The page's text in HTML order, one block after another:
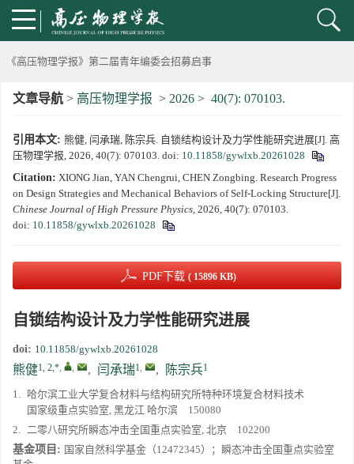
动载下材料物性机器学习与高通量研究专刊征稿启事
《高压物理学报》第二届青年编委会招募启事
《高压物理学报》2023年度优秀审稿人和优秀论文评选结果
第十四届全国爆炸力学学术会议 第二轮通知
第二十一届中国高压科学学术会议第一轮通知
通知
《高压物理学报》第三届青年编委会招募启事
文章导航 > 高压物理学报 > 2026 > 40(7): 070103.
引用本文: 熊健, 闫承瑞, 陈宗兵. 自锁结构设计及力学性能研究进展[J]. 高
压物理学报, 2026, 40(7): 070103. doi: 10.11858/gywlxb.20261028
Citation: XIONG Jian, YAN Chengrui, CHEN Zongbing. Research Progress
on Design Strategies and Mechanical Behaviors of Self-Locking Structure[J].
Chinese Journal of High Pressure Physics, 2026, 40(7): 070103.
doi: 10.11858/gywlxb.20261028
PDF下载 ( 15896 KB)
自锁结构设计及力学性能研究进展
doi: 10.11858/gywlxb.20261028
熊健1, 2,*, , , 闫承瑞1, , 陈宗兵1
1. 哈尔滨工业大学复合材料与结构研究所特种环境复合材料技术
国家级重点实验室, 黑龙江 哈尔滨 150080
2. 二零八研究所瞬态冲击全国重点实验室, 北京 102200
基金项目: 国家自然科学基金（12472345）；瞬态冲击全国重点实验室